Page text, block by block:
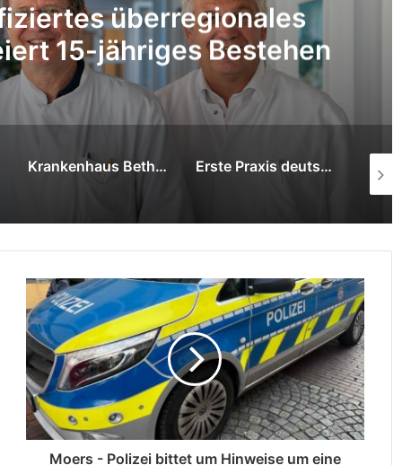
DRK Niederrhein bildet
GmbH in Erster Hilfe
Erste Praxis deutschlandweit: RapidArc Dynamic startet in Bad Berka Interdisziplinäre Spitzenmedizin im Krankenhaus Bethanien Moers bei seltenem Tumorfall
Moers - Polizei bittet um Hinweise um eine